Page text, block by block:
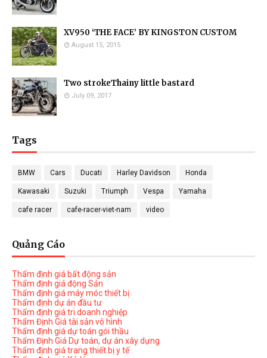
XV950 ‘THE FACE’ BY KINGSTON CUSTOM
August 15, 2015
Two strokeThainy little bastard
July 09, 2017
Tags
BMW Cars Ducati Harley Davidson Honda
Kawasaki Suzuki Triumph Vespa Yamaha
cafe racer cafe-racer-viet-nam video
Quảng Cáo
Thẩm định giá bất động sản
Thẩm định giá động Sản
Thẩm định giá máy móc thiết bị
Thẩm định dự án đầu tư
Thẩm định giá tri doanh nghiệp
Thẩm Định Giá tài sản vô hình
Thẩm định giá dự toán gói thầu
Thẩm Định Giá Dự toán, dự án xây dựng
Thẩm định giá trang thiết bị y tế